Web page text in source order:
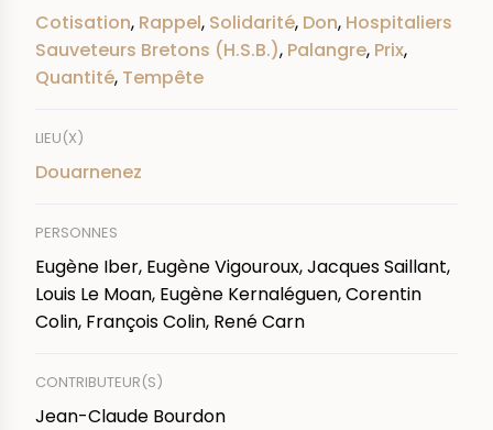
Cotisation, Rappel, Solidarité, Don, Hospitaliers
Sauveteurs Bretons (H.S.B.), Palangre, Prix,
Quantité, Tempête
LIEU(X)
Douarnenez
PERSONNES
Eugène Iber, Eugène Vigouroux, Jacques Saillant,
Louis Le Moan, Eugène Kernaléguen, Corentin
Colin, François Colin, René Carn
CONTRIBUTEUR(S)
Jean-Claude Bourdon